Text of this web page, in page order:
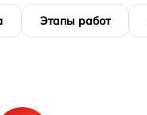
Этапы работ